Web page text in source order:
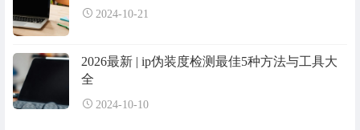
2024-10-21
2026最新 | ip伪装度检测最佳5种方法与工具大
全
2024-10-10